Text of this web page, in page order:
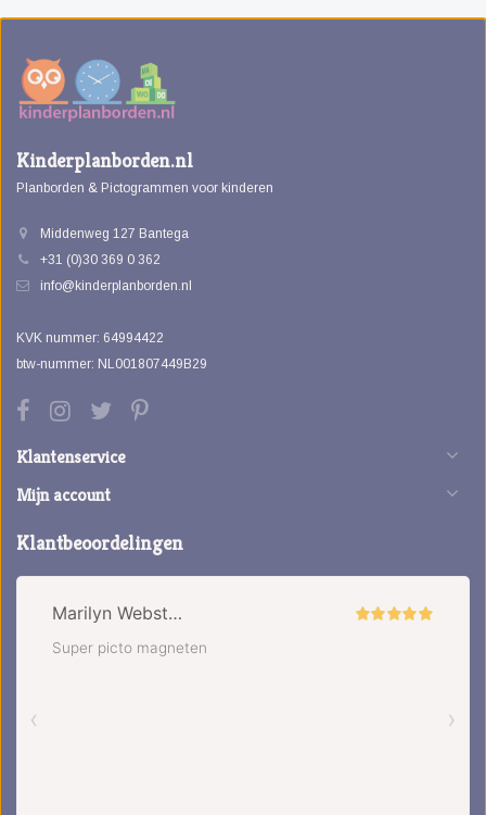
Kinderplanborden.nl
Planborden & Pictogrammen voor kinderen
Middenweg 127 Bantega
+31 (0)30 369 0 362
info@kinderplanborden.nl
KVK nummer: 64994422
btw-nummer: NL001807449B29
Klantenservice
Mijn account
Klantbeoordelingen